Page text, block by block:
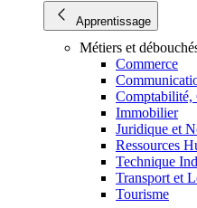
Apprentissage
Métiers et
Commerce
Comptabilité,
Immobilier
Juridique et
Ressources
Technique
Transport et
Tourisme